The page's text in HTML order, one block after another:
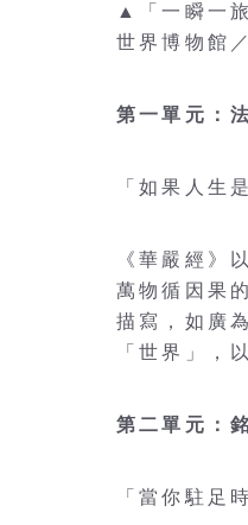
▲「一瞬一
世界博物館
第一單元：
「如果人生
《華嚴經》
萬物循因果
描寫，如廣
「世界」，
第二單元：
「當你駐足